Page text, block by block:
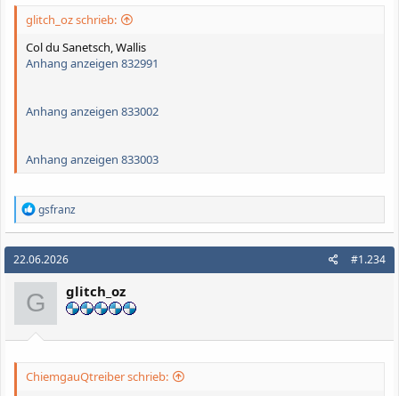
glitch_oz schrieb:
Col du Sanetsch, Wallis
Anhang anzeigen 832991
Anhang anzeigen 833002
Anhang anzeigen 833003
R
e
a
k
t
i
o
n
e
n
gsfranz
22.06.2026 #1.234
G glitch_oz
ChiemgauQtreiber schrieb: